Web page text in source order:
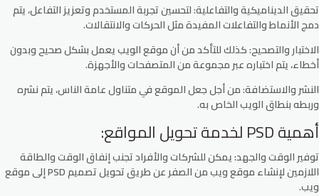
تحقيق الديناميكية والتفاعلية:لتحسين تجربة المستخدم وتعزيز التفاعل، يتم
دمج الأنماط والتفاعلات المفيدة مثل الحركات والانتقالات.
الاختبار والتصحيح:كذلك للتأكد من أن موقع الويب يعمل بشكل صحيح وبدون
أخطاء، يتم اختباره عبر مجموعة من المتصفحات والأجهزة.
النشر والاستضافة:من أجل جعل الموقع في متناول عامة الناس، يتم نشره
وربطه بنطاق الويب الخاص به.
أهمية PSD لخدمة تحويل المواقع:
توفير الوقت والجهد:يمكن للشركات والأفراد تجنب إنفاق الوقت والطاقة
اللازمين لإنشاء موقع ويب من الصفر عن طريق تحويل تصميم PSD إلى موقع
ويب.